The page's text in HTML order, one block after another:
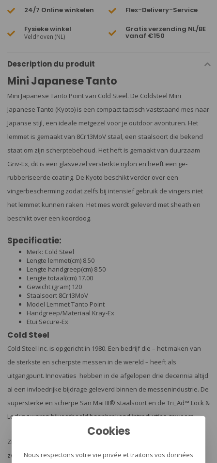
24/7 Online winkelen Flex-Delivery-Service
Fysieke winkel
Veldhoven (NL)
Gratis verzending NL/BE
vanaf €150
Description du produit
Mini Japanese Tanto
Mini Japanese Tanto Point van Cold Steel. De Coldsteel Mini
Japanese Tanto (Kyoto) is een compact tactisch vaststaand mes naar
Japanse stijl, een ideale metgezel voor je outdoor avonturen. Het
lemmet is gemaakt van 8Cr13MoV staal, een staalsoort die bekend
staat om zijn scherptebehoud. Het heft is gemaakt van duurzaam
Griv-Ex, dit is een glasvezel versterkte nylon en heeft een ge-
rubberiseerde coating. De Kyoto beschikt verder over een
vingerbescherming zodat zelfs bij intensief gebruik de vingers niet
het lemmet kunnen raken. Het mes wordt geleverd met sheath en
beschikt over een koordoog.
Specificatie:
Merk: Cold Steel
Lengte lemmet(cm) 8.50
Lengte handgreep(cm) 8.50
Lengte totaal(cm) 17.00
Gewicht (gram) 120
Staalsoort 8Cr13MoV
Model Lemmet Tanto Point
Handgreep/Materiaal Kray-Ex
Etui Secure-Ex
Cold Steel
Cold Steel Inc. is opgericht in 1980. Een bedrijf die – het maken van
de sterkste en scherpste messen in de wereld – heeft als
uitgangpunt. Innovaties hebben in de afgelopen drie decennia altijd
al een invloedrijke bijdrage geleverd binnen de messenindustrie. De
supersterke en scherpe San Mai III® staalsoort en de Tri_Ad™ Lock &
Locking waren bijvoorbeeld baanbrekend introducties geweest.
Zij maken onder andere vaststaande messen, zakmessen,
zwaarden, machetes, blaaspijpen en andere vechtsport- en
Cookies
Nous respectons votre vie privée et traitons vos données